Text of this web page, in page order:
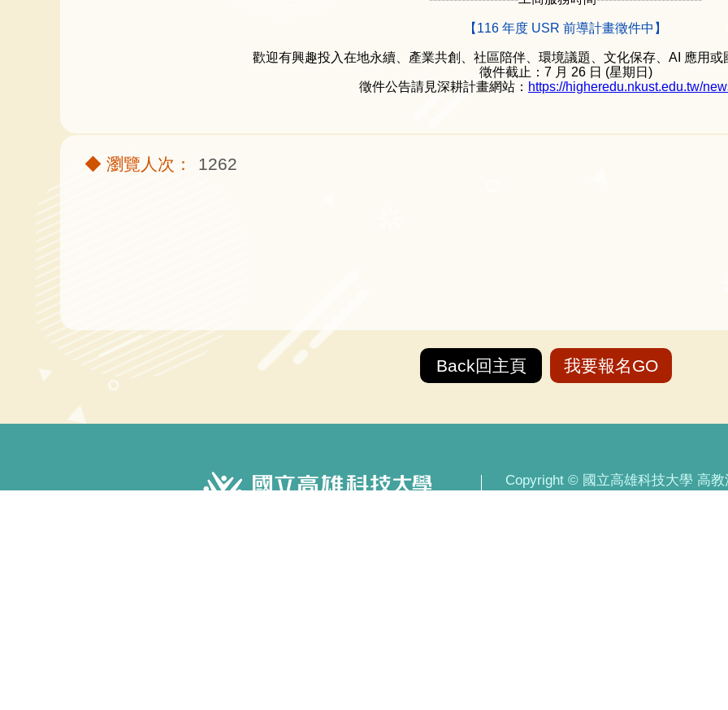
【116 年度 USR 前導計畫徵件中】
歡迎有興趣投入在地永續、產業共創、社區陪伴、環境議題、文化保存、AI 應用
徵件截止：7 月 26 日 (星期日)
徵件公告請見深耕計畫網站： https://higheredu.nkust.edu.tw/
1262
Back回主頁 我要報名GO
Copyright © 國立高雄科技大學 高